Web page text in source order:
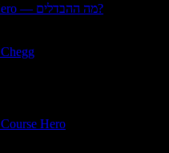
השוואה בין Chegg ל-Course Hero — מה ההבדלים?
המאפיינים העיקריים של Chegg
המאפיינים העיקריים של Course Hero